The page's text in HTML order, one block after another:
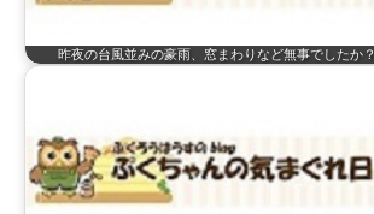
昨夜の台風並みの豪雨、窓まわりなど無事でしたか？